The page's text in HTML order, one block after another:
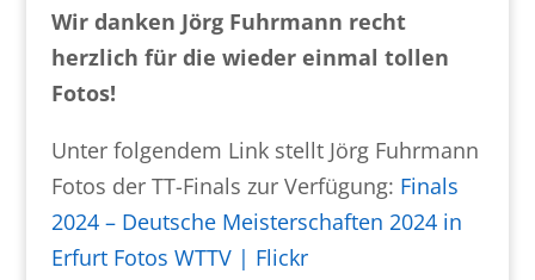
Wir danken Jörg Fuhrmann recht
herzlich für die wieder einmal tollen
Fotos!
Unter folgendem Link stellt Jörg Fuhrmann
Fotos der TT-Finals zur Verfügung: Finals
2024 – Deutsche Meisterschaften 2024 in
Erfurt Fotos WTTV | Flickr